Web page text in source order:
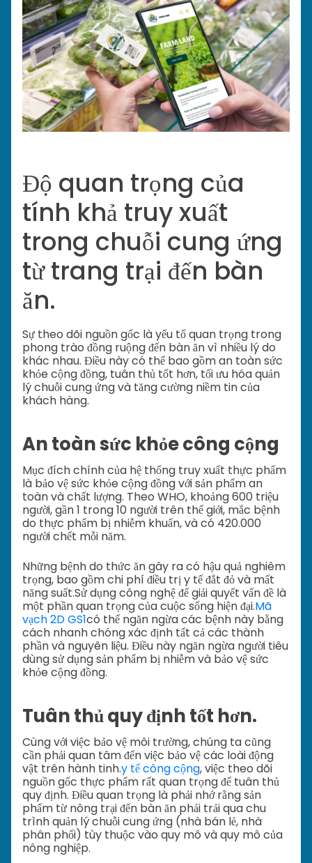
Độ quan trọng của
tính khả truy xuất
trong chuỗi cung ứng
từ trang trại đến bàn
ăn.
Sự theo dõi nguồn gốc là yếu tố quan trọng trong
phong trào đồng ruộng đến bàn ăn vì nhiều lý do
khác nhau. Điều này có thể bao gồm an toàn sức
khỏe cộng đồng, tuân thủ tốt hơn, tối ưu hóa quản
lý chuỗi cung ứng và tăng cường niềm tin của
khách hàng.
An toàn sức khỏe công cộng
Mục đích chính của hệ thống truy xuất thực phẩm
là bảo vệ sức khỏe cộng đồng với sản phẩm an
toàn và chất lượng. Theo WHO, khoảng 600 triệu
người, gần 1 trong 10 người trên thế giới, mắc bệnh
do thực phẩm bị nhiễm khuẩn, và có 420.000
người chết mỗi năm.
Những bệnh do thức ăn gây ra có hậu quả nghiêm
trọng, bao gồm chi phí điều trị y tế đắt đỏ và mất
năng suất.Sử dụng công nghệ để giải quyết vấn đề là
một phần quan trọng của cuộc sống hiện đại.Mã
vạch 2D GS1có thể ngăn ngừa các bệnh này bằng
cách nhanh chóng xác định tất cả các thành
phần và nguyên liệu. Điều này ngăn ngừa người tiêu
dùng sử dụng sản phẩm bị nhiễm và bảo vệ sức
khỏe cộng đồng.
Tuân thủ quy định tốt hơn.
Cùng với việc bảo vệ môi trường, chúng ta cũng
cần phải quan tâm đến việc bảo vệ các loài động
vật trên hành tinh.y tế công cộng, việc theo dõi
nguồn gốc thực phẩm rất quan trọng để tuân thủ
quy định. Điều quan trọng là phải nhớ rằng sản
phẩm từ nông trại đến bàn ăn phải trải qua chu
trình quản lý chuỗi cung ứng (nhà bán lẻ, nhà
phân phối) tùy thuộc vào quy mô và quy mô của
nông nghiệp.